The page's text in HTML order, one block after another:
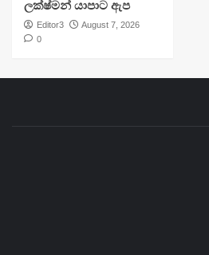
ලක්ෂ්මන් යාපාට ඇප
Editor3
August 7, 2026
0